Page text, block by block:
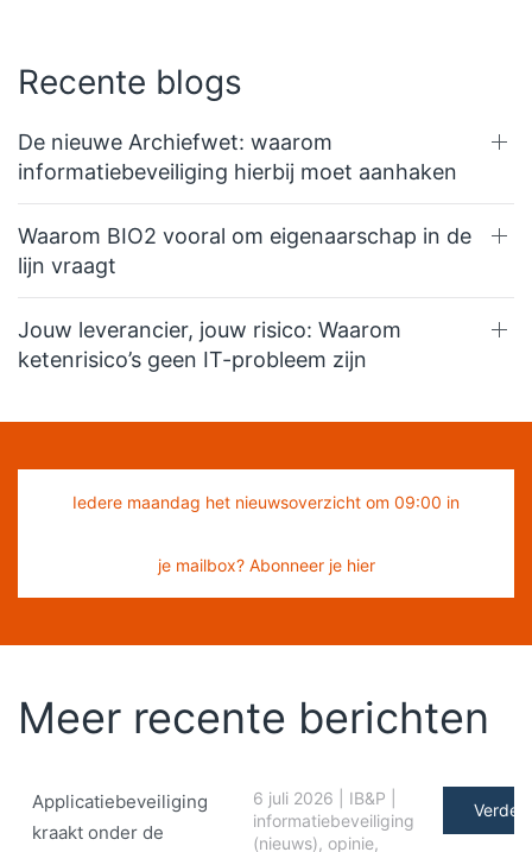
Recente blogs
De nieuwe Archiefwet: waarom
informatiebeveiliging hierbij moet aanhaken
Waarom BIO2 vooral om eigenaarschap in de
lijn vraagt
Jouw leverancier, jouw risico: Waarom
ketenrisico’s geen IT-probleem zijn
Iedere maandag het nieuwsoverzicht om 09:00 in
je mailbox? Abonneer je hier
Meer recente berichten
Applicatiebeveiliging
kraakt onder de
6 juli 2026 IB&P
informatiebeveiliging
(nieuws), opinie,
Verder